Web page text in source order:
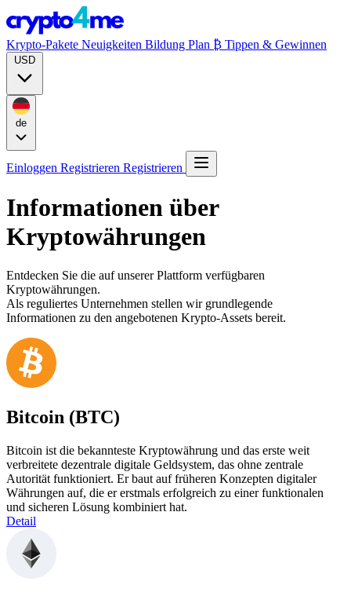
Krypto-Pakete Neuigkeiten Bildung Plan ₿ Tippen & Gewinnen
Einloggen Registrieren Registrieren
Informationen über
Kryptowährungen
Entdecken Sie die auf unserer Plattform verfügbaren
Kryptowährungen.
Als reguliertes Unternehmen stellen wir grundlegende
Informationen zu den angebotenen Krypto-Assets bereit.
Bitcoin (BTC)
Bitcoin ist die bekannteste Kryptowährung und das erste weit
verbreitete dezentrale digitale Geldsystem, das ohne zentrale
Autorität funktioniert. Er baut auf früheren Konzepten digitaler
Währungen auf, die er erstmals erfolgreich zu einer funktionalen
und sicheren Lösung kombiniert hat.
Detail